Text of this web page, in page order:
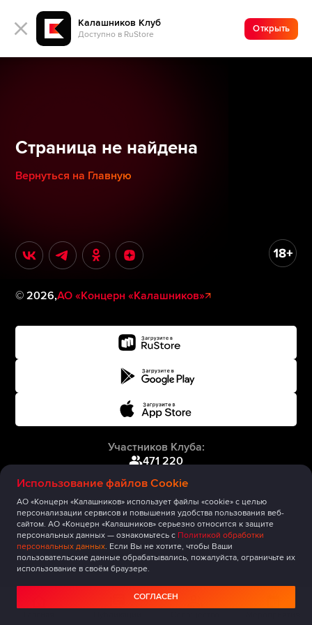
Калашников Клуб
Доступно в RuStore
Открыть
Использование файлов Cookie
АО «Концерн «Калашников» использует файлы «cookie» с целью
персонализации сервисов и повышения удобства пользования веб-
сайтом. АО «Концерн «Калашников» серьезно относится к защите
персональных данных — ознакомьтесь с Политикой обработки
персональных данных. Если Вы не хотите, чтобы Ваши
пользовательские данные обрабатывались, пожалуйста, ограничьте их
использование в своём браузере.
СОГЛАСЕН
Страница не найдена
Вернуться на Главную
©2026,АО «Концерн «Калашников»
Участников Клуба:
471 220